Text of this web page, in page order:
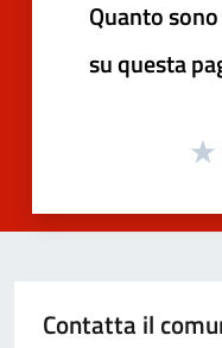
Quanto
su questa
Contatta il